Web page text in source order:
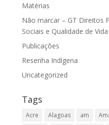
Matérias
Não marcar – GT Direitos
Sociais e Qualidade de Vida
Publicações
Resenha Indígena
Uncategorized
Tags
Acre Alagoas am